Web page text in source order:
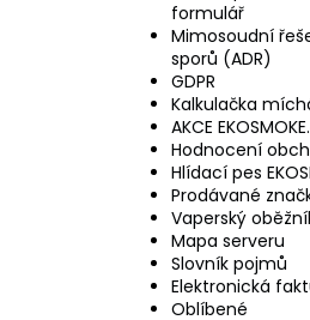
formulář
Mimosoudní
sporů (ADR)
GDPR
Kalkulačka
AKCE
Hodnocení
Hlídací pes
Prodávané
Vaperský
Mapa serveru
Slovník pojmů
Elektronická
Oblíbené